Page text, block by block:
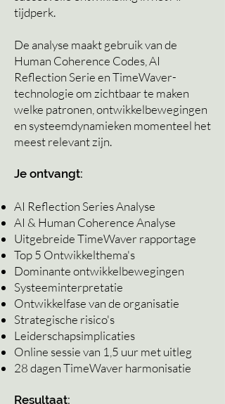
tijdperk.
De analyse maakt gebruik van de
Human Coherence Codes, AI
Reflection Serie en TimeWaver-
technologie om zichtbaar te maken
welke patronen, ontwikkelbewegingen
en systeemdynamieken momenteel het
meest relevant zijn.
Je ontvangt:
AI Reflection Series Analyse
AI & Human Coherence Analyse
Uitgebreide TimeWaver rapportage
Top 5 Ontwikkelthema's
Dominante ontwikkelbewegingen
Systeeminterpretatie
Ontwikkelfase van de organisatie
Strategische risico's
Leiderschapsimplicaties
Online sessievan 1,5 uur met uitleg
28 dagen TimeWaver harmonisatie
Resultaat: